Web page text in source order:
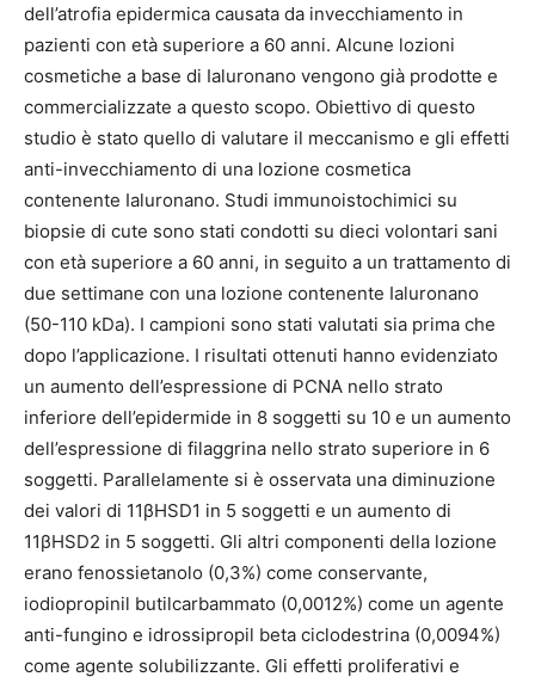
dell’atrofia epidermica causata da invecchiamento in
pazienti con età superiore a 60 anni. Alcune lozioni
cosmetiche a base di Ialuronano vengono già prodotte e
commercializzate a questo scopo. Obiettivo di questo
studio è stato quello di valutare il meccanismo e gli effetti
anti-invecchiamento di una lozione cosmetica
contenente Ialuronano. Studi immunoistochimici su
biopsie di cute sono stati condotti su dieci volontari sani
con età superiore a 60 anni, in seguito a un trattamento di
due settimane con una lozione contenente Ialuronano
(50-110 kDa). I campioni sono stati valutati sia prima che
dopo l’applicazione. I risultati ottenuti hanno evidenziato
un aumento dell’espressione di PCNA nello strato
inferiore dell’epidermide in 8 soggetti su 10 e un aumento
dell’espressione di filaggrina nello strato superiore in 6
soggetti. Parallelamente si è osservata una diminuzione
dei valori di 11βHSD1 in 5 soggetti e un aumento di
11βHSD2 in 5 soggetti. Gli altri componenti della lozione
erano fenossietanolo (0,3%) come conservante,
iodiopropinil butilcarbammato (0,0012%) come un agente
anti-fungino e idrossipropil beta ciclodestrina (0,0094%)
come agente solubilizzante. Gli effetti proliferativi e